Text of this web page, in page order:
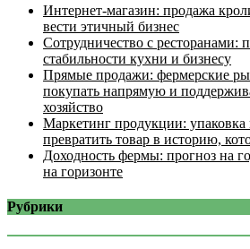
Интернет‑магазин: продажа
вести этичный бизнес
Сотрудничество с ресторанами:
стабильности кухни и бизнесу
Прямые продажи: фермерские
покупать напрямую и
хозяйство
Маркетинг продукции:
превратить товар в историю,
Доходность фермы: прогноз на
на горизонте
Рубрики